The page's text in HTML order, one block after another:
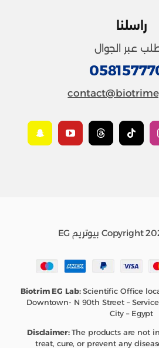
راسلنا
عبر الجوال
Biotrim EG Lab:Scientific Office
Downtown- N 90th Street –
City – Egypt
Disclaimer:The products are not
treat, cure, or prevent any